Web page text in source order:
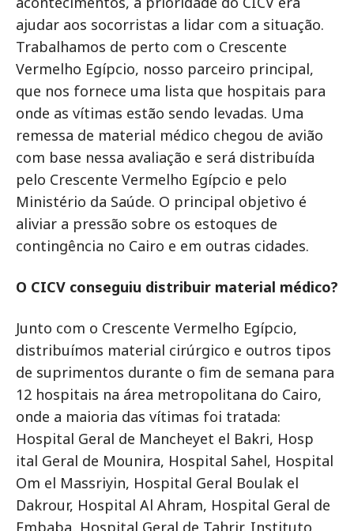
ajudar aos socorristas a lidar com a situação.
Trabalhamos de perto com o Crescente
Vermelho Egípcio, nosso parceiro principal,
que nos fornece uma lista que hospitais para
onde as vítimas estão sendo levadas. Uma
remessa de material médico chegou de avião
com base nessa avaliação e será distribuída
pelo Crescente Vermelho Egípcio e pelo
Ministério da Saúde. O principal objetivo é
aliviar a pressão sobre os estoques de
contingência no Cairo e em outras cidades.
O CICV conseguiu distribuir material médico?
Junto com o Crescente Vermelho Egípcio,
distribuímos material cirúrgico e outros tipos
de suprimentos durante o fim de semana para
12 hospitais na área metropolitana do Cairo,
onde a maioria das vítimas foi tratada:
Hospital Geral de Mancheyet el Bakri, Hosp
ital Geral de Mounira, Hospital Sahel, Hospital
Om el Massriyin, Hospital Geral Boulak el
Dakrour, Hospital Al Ahram, Hospital Geral de
Embaba, Hospital Geral de Tahrir, Instituto